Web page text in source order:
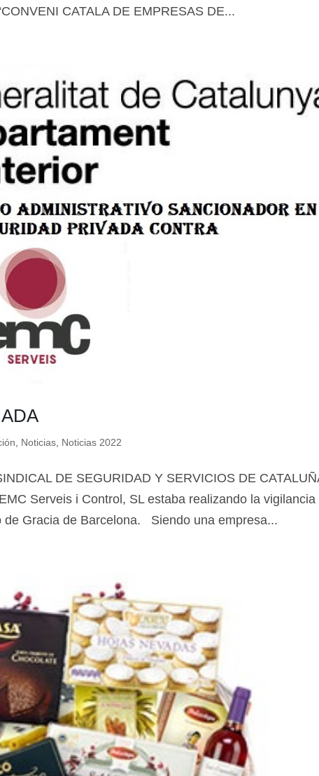
CATALA DE EMPRESAS DE...
Noticias Noticias 2022
DE SEGURIDAD Y SERVICIOS DE
Serveis i Control, SL estaba realizando la vigilancia
de Gracia de Barcelona. Siendo una empresa...